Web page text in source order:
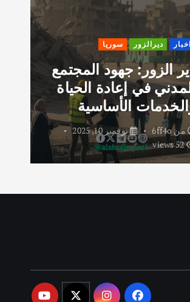
اخبار ديرالزور سوريا
الزور: جهود المجتمع
في إعادة الحياة
الأساسية
من6ff4o
نوفمبر 10, 2025
52 views